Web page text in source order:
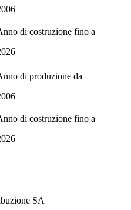
di costruzione fino a
di produzione da
di costruzione fino a
SA